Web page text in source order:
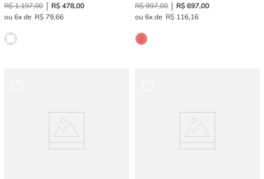
R$ 1.197,00 R$ 478,00
6
R$ 79,66
R$ 997,00 R$ 697,00
6
R$ 116,16